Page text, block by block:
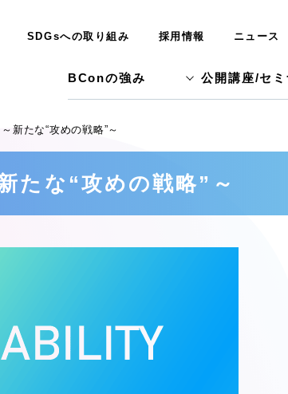
SDGsへの取り組み 採用情報 ニュース
BConの強み 公開講座/セミ
新たな“攻めの戦略”～
な“攻めの戦略”～